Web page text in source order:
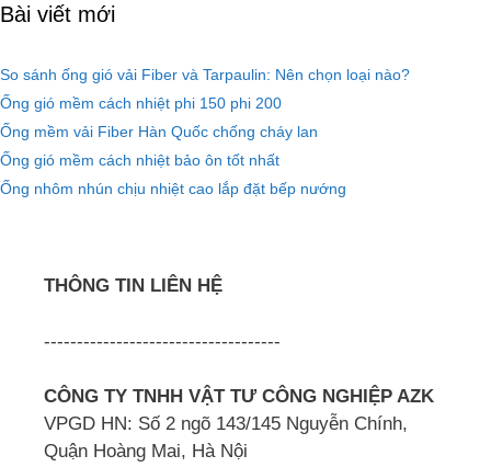
Bài viết mới
So sánh ống gió vải Fiber và Tarpaulin: Nên chọn loại nào?
Ống gió mềm cách nhiệt phi 150 phi 200
Ống mềm vải Fiber Hàn Quốc chống cháy lan
Ống gió mềm cách nhiệt bảo ôn tốt nhất
Ống nhôm nhún chịu nhiệt cao lắp đặt bếp nướng
THÔNG TIN LIÊN HỆ
------------------------------------
CÔNG TY TNHH VẬT TƯ CÔNG NGHIỆP AZK
VPGD HN: Số 2 ngõ 143/145 Nguyễn Chính,
Quận Hoàng Mai, Hà Nội